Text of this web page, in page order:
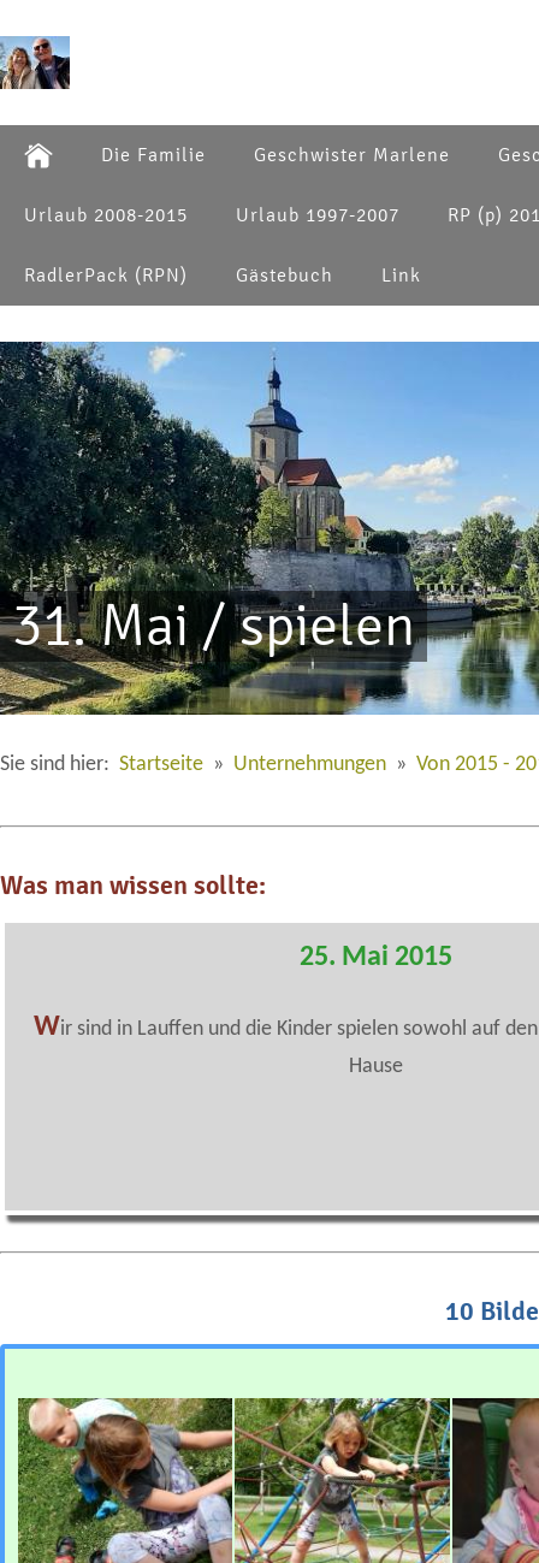
Die Familie Geschwister Marlene
Urlaub 2008-2015 Urlaub 1997-2007 RP (p)
RadlerPack (RPN) Gästebuch Link
31. Mai / spielen
Sie sind hier: Startseite » Unternehmungen » Von 2015 -
Was man wissen sollte:
25. Mai 2015
Wir sind in Lauffen und die Kinder spielen sowohl auf
Hause
10